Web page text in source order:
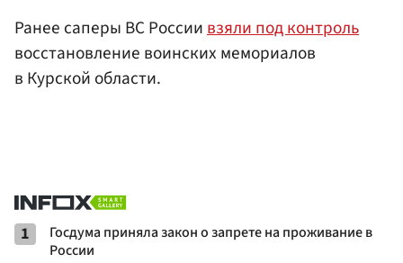
Ранее саперы ВС Россиивзяли под контроль
восстановление воинских мемориалов
в Курской области.
1
Госдума приняла закон о запрете на проживание в
России